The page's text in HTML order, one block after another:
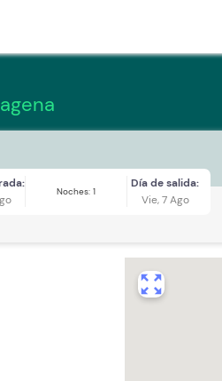
Noches: 1
Día de salida:
Vie, 7 Ago
zoom_out_map